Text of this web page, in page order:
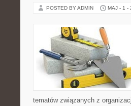
POSTED BY ADMIN MAJ - 1 -
tematów związanych z